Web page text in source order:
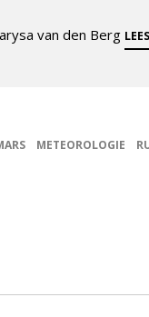
van den Berg
METEOROLOGIE